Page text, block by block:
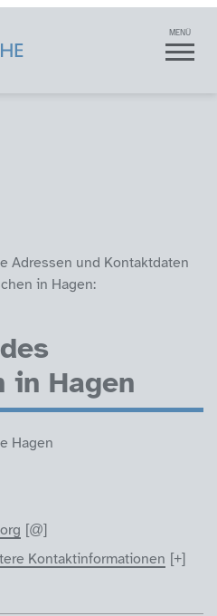
MENÜ
Adressen und Kontaktdaten
in Hagen:
in Hagen
Hagen
Kontaktinformationen